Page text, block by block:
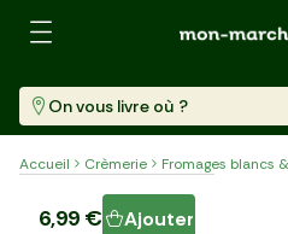
Recherche
On vous livre où ?
Accueil Crèmerie Fromages blancs
Le Skyr nature
6,99 € Ajouter